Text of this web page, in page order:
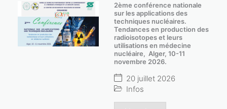
2ème conférence nationale
sur les applications des
techniques nucléaires.
Tendances en production des
radioisotopes et leurs
utilisations en médecine
nucléaire, Alger, 10-11
novembre 2026.
20 juillet 2026
Infos